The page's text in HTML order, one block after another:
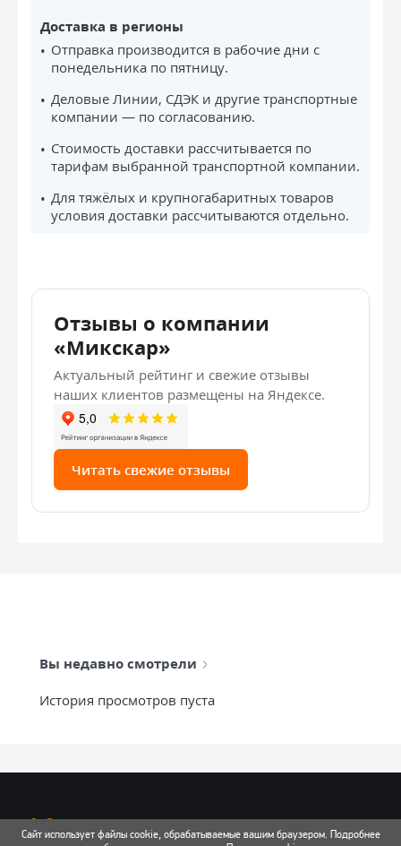
Доставка в регионы
Отправка производится в рабочие дни с
понедельника по пятницу.
Деловые Линии, СДЭК и другие транспортные
компании — по согласованию.
Стоимость доставки рассчитывается по
тарифам выбранной транспортной компании.
Для тяжёлых и крупногабаритных товаров
условия доставки рассчитываются отдельно.
Отзывы о компании
«Микскар»
Актуальный рейтинг и свежие отзывы
наших клиентов размещены на Яндексе.
Читать свежие отзывы
Вы недавно смотрели
История просмотров пуста
info@mixtcar.ru
Сайт использует файлы cookie, обрабатываемые вашим браузером. Подробнее